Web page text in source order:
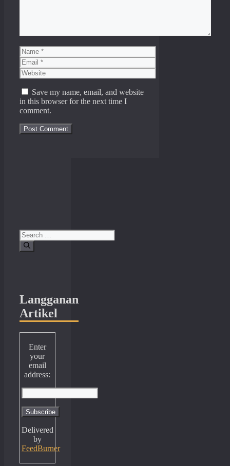
Name
Email
Website
Save my name, email, and website
in this browser for the next time I
comment.
Search
for:
Langganan
Artikel
Enter
your
email
address:
Delivered
by
FeedBurner